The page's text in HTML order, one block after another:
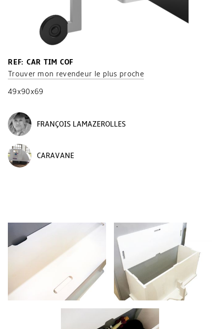
REF: CAR TIM COF
Trouver mon revendeur le plus proche
49x90x69
FRANÇOIS LAMAZEROLLES
CARAVANE